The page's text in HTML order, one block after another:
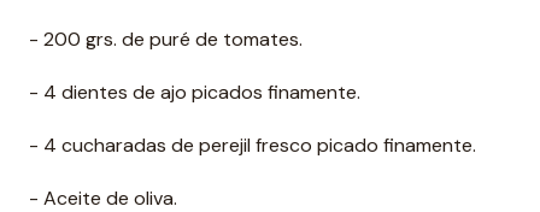
- 200 grs. de puré de tomates.
- 4 dientes de ajo picados finamente.
- 4 cucharadas de perejil fresco picado finamente.
- Aceite de oliva.